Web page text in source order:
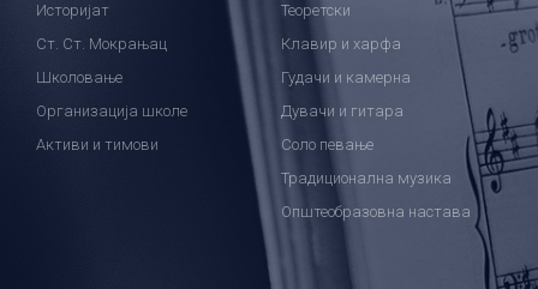
Историјат
Ст. Ст. Мокрањац
Школовање
Организација школе
Активи и тимови
Теоретски
Клавир и харфа
Гудачи и камерна
Дувачи и гитара
Соло певање
Традиционална музика
Општеобразовна настава